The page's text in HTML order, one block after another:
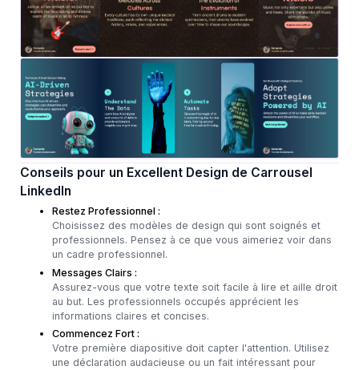
Conseils pour un Excellent Design de Carrousel
LinkedIn
Restez Professionnel :
Choisissez des modèles de design qui sont soignés et
professionnels. Pensez à ce que vous aimeriez voir dans
un cadre professionnel.
Messages Clairs :
Assurez-vous que votre texte soit facile à lire et aille droit
au but. Les professionnels occupés apprécient les
informations claires et concises.
Commencez Fort :
Votre première diapositive doit capter l'attention. Utilisez
une déclaration audacieuse ou un fait intéressant pour